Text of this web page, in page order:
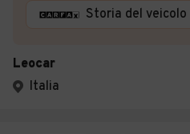
Storia del veicolo
Leocar
Italia